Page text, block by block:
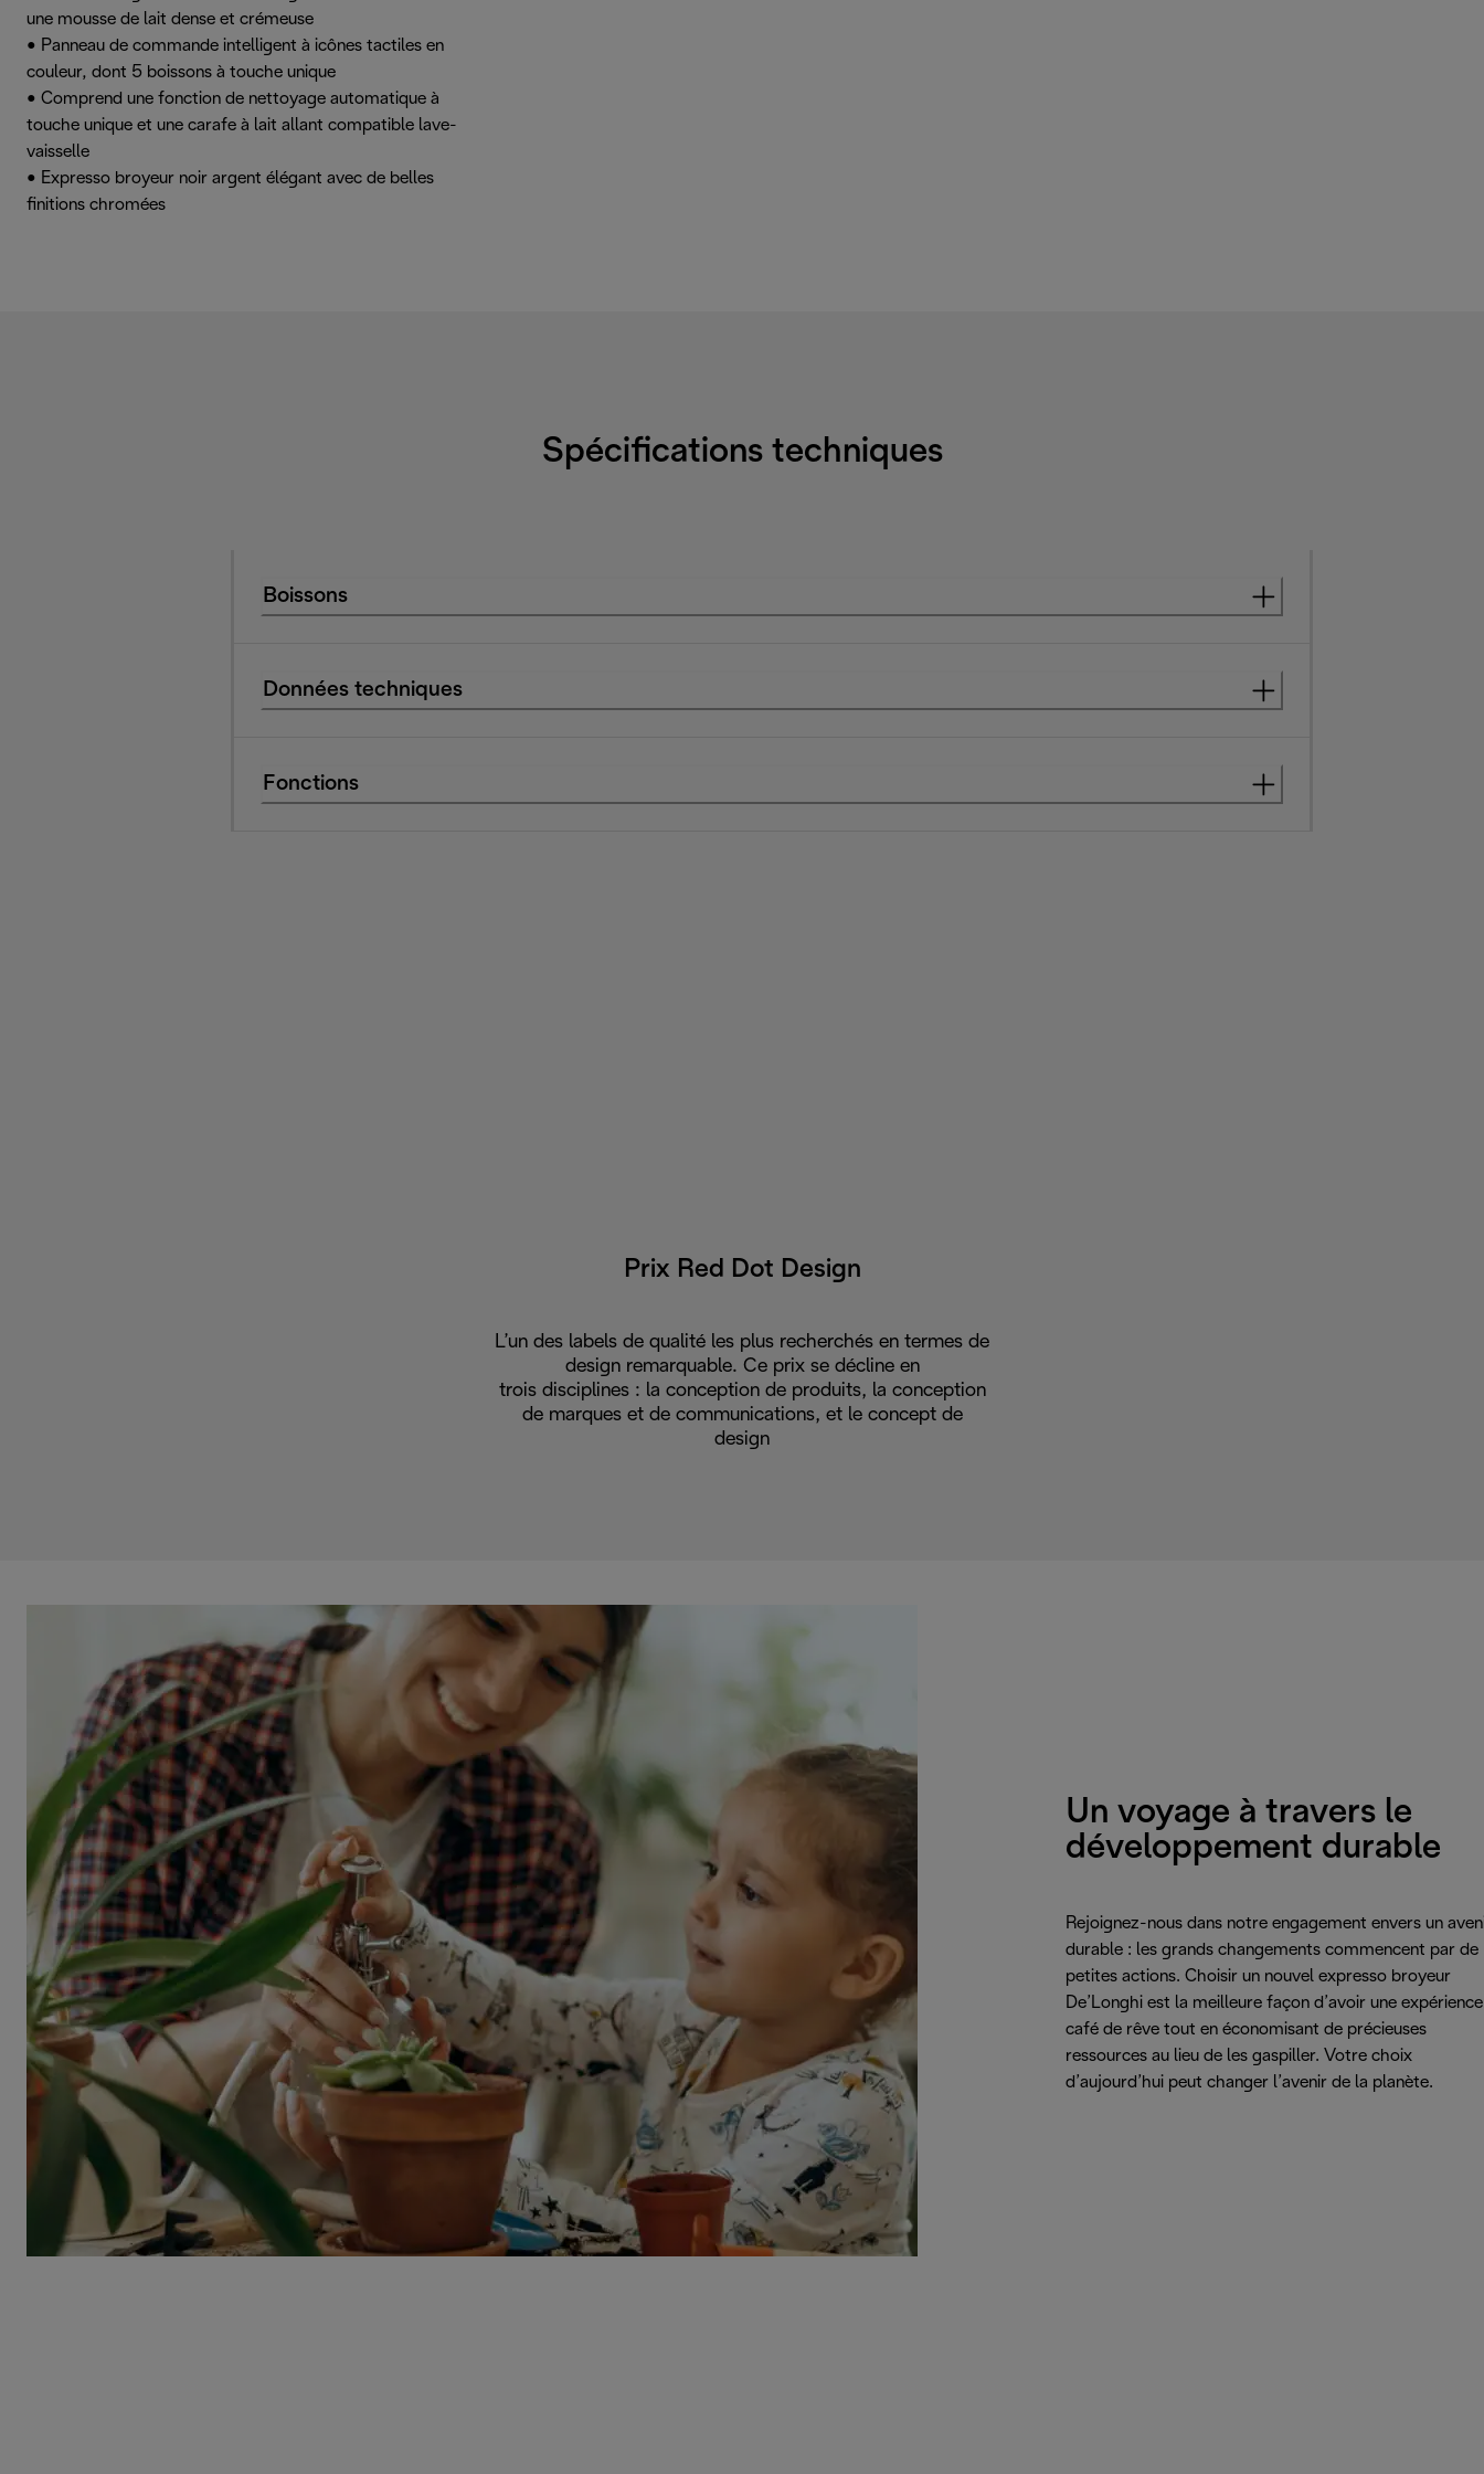
une mousse de lait dense et crémeuse
• Panneau de commande intelligent à icônes tactiles en
couleur, dont 5 boissons à touche unique
• Comprend une fonction de nettoyage automatique à
touche unique et une carafe à lait allant compatible lave-
vaisselle
• Expresso broyeur noir argent élégant avec de belles
finitions chromées
Spécifications techniques
Boissons
Données techniques
Fonctions
Prix Red Dot Design
L’un des labels de qualité les plus recherchés en termes de
design remarquable. Ce prix se décline en
trois disciplines : la conception de produits, la conception
de marques et de communications, et le concept de
design
Un voyage à travers le
développement durable
Rejoignez-nous dans notre engagement envers un
durable : les grands changements commencent par de
petites actions. Choisir un nouvel expresso broyeur
De’Longhi est la meilleure façon d’avoir une expérience
café de rêve tout en économisant de précieuses
ressources au lieu de les gaspiller. Votre choix
d’aujourd’hui peut changer l’avenir de la planète.